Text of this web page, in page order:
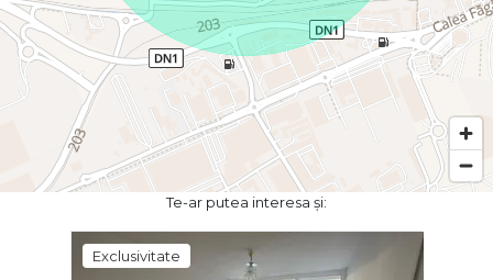
Te-ar putea interesa și:
Exclusivitate